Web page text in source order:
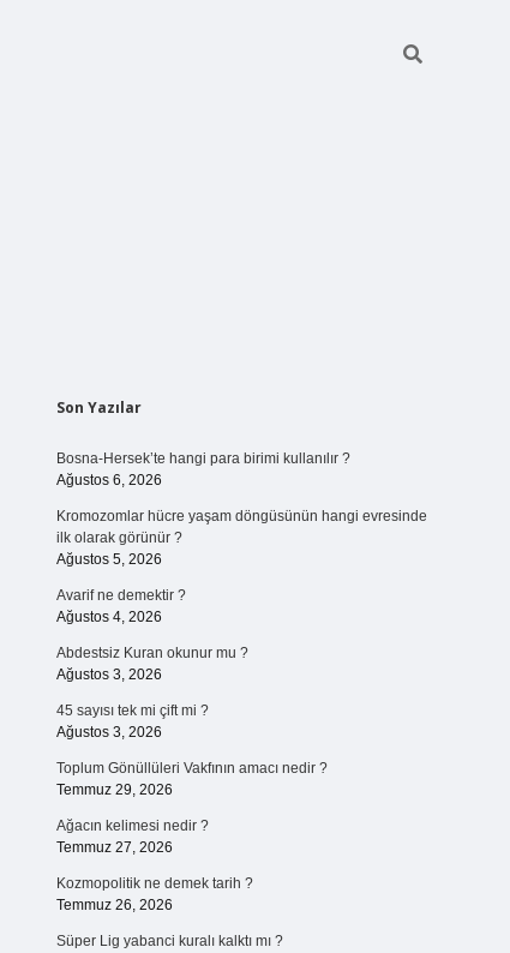
Sidebar
Son Yazılar
Bosna-Hersek’te hangi para birimi kullanılır ?
Ağustos 6, 2026
Kromozomlar hücre yaşam döngüsünün hangi evresinde
ilk olarak görünür ?
Ağustos 5, 2026
Avarif ne demektir ?
Ağustos 4, 2026
Abdestsiz Kuran okunur mu ?
Ağustos 3, 2026
45 sayısı tek mi çift mi ?
Ağustos 3, 2026
Toplum Gönüllüleri Vakfının amacı nedir ?
Temmuz 29, 2026
Ağacın kelimesi nedir ?
Temmuz 27, 2026
Kozmopolitik ne demek tarih ?
Temmuz 26, 2026
Süper Lig yabanci kuralı kalktı mı ?
ilbet giriş